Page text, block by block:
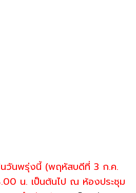
นวันพรุ่งนี้ (พฤหัสบดีที่ 3 ก.ค.
น. เป็นต้นไป ณ ห้องประชุม